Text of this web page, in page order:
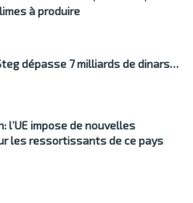
à produire
dépasse 7 milliards de dinars…
l’UE impose de nouvelles
les ressortissants de ce pays